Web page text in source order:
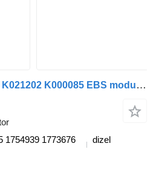
Knorr-Bremse SCANIA K021202 K000085 EBS modulator za Scania P,G,R,T-series (2004-2017) tegljača
1754939 1773676
dizel